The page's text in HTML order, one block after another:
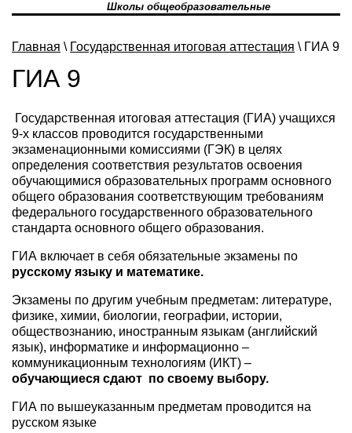
Школы общеобразовательные
Главная \ Государственная итоговая аттестация \ ГИА 9
ГИА 9
Государственная итоговая аттестация (ГИА) учащихся
9-х классов проводится государственными
экзаменационными комиссиями (ГЭК) в целях
определения соответствия результатов освоения
обучающимися образовательных программ основного
общего образования соответствующим требованиям
федерального государственного образовательного
стандарта основного общего образования.
ГИА включает в себя обязательные экзамены по
русскому языку и математике.
Экзамены по другим учебным предметам: литературе,
физике, химии, биологии, географии, истории,
обществознанию, иностранным языкам (английский
язык), информатике и информационно –
коммуникационным технологиям (ИКТ) –
обучающиеся сдают по своему выбору.
ГИА по вышеуказанным предметам проводится на
русском языке